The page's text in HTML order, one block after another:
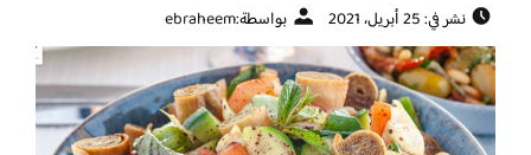
نشر في: 25 أبريل، 2021 بواسطة:ebraheem